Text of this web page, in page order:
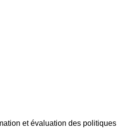
et évaluation des politiques